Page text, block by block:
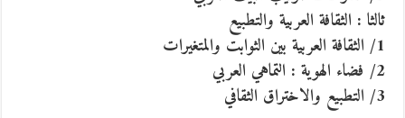
ثالثا : الثقافة العربية والتطبيع
1/ الثقافة العربية بين الثوابت والمتغيرات
2/ فضاء الهوية : التماهي العربي
3/ التطبيع والاختراق الثقافي